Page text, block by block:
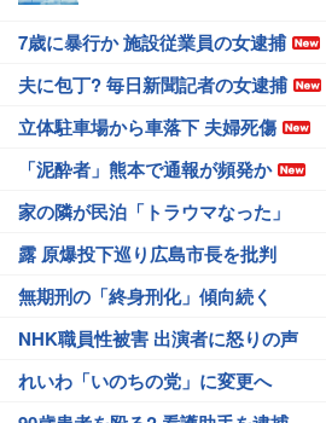
7歳に暴行か 施設従業員の女逮捕
夫に包丁? 毎日新聞記者の女逮捕
立体駐車場から車落下 夫婦死傷
「泥酔者」熊本で通報が頻発か
家の隣が民泊「トラウマなった」
露 原爆投下巡り広島市長を批判
無期刑の「終身刑化」傾向続く
NHK職員性被害 出演者に怒りの声
れいわ「いのちの党」に変更へ